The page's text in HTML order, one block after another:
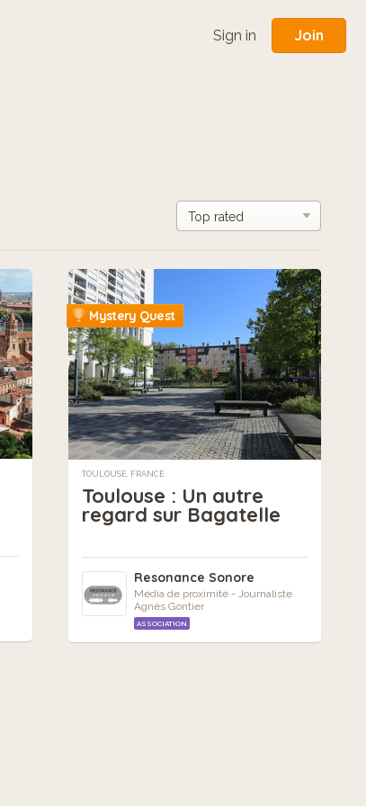
Sign in Join
Mystery Quest
TOULOUSE, FRANCE
Toulouse : Un autre
regard sur Bagatelle
Resonance Sonore
Média de proximité - Journaliste
Agnès Gontier
ASSOCIATION